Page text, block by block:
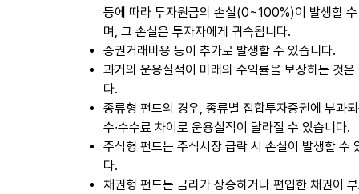
등에 따라 투자원금의 손실(0~100%)이 발생할
며, 그 손실은 투자자에게 귀속됩니다.
증권거래비용 등이 추가로 발생할 수 있습니다.
과거의 운용실적이 미래의 수익률을 보장하는 것은
다.
종류형 펀드의 경우, 종류별 집합투자증권에 부과
수∙수수료 차이로 운용실적이 달라질 수 있습니다.
주식형 펀드는 주식시장 급락 시 손실이 발생할 수
다.
채권형 펀드는 금리가 상승하거나 편입한 채권이